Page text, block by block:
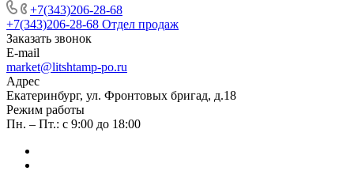
+7(343)206-28-68
+7(343)206-28-68 Отдел продаж
Заказать звонок
E-mail
market@litshtamp-po.ru
Адрес
Екатеринбург, ул. Фронтовых бригад, д.18
Режим работы
Пн. – Пт.: с 9:00 до 18:00